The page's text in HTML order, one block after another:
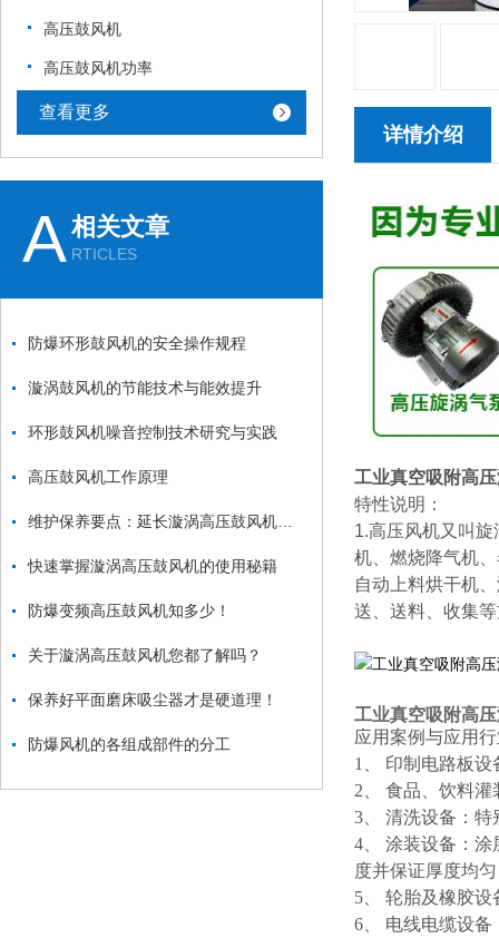
高压鼓风机
高压鼓风机功率
查看更多
A相关文章
RTICLES
防爆环形鼓风机的安全操作规程
漩涡鼓风机的节能技术与能效提升
环形鼓风机噪音控制技术研究与实践
高压鼓风机工作原理
快速掌握漩涡高压鼓风机的使用秘籍
防爆变频高压鼓风机知多少！
关于漩涡高压鼓风机您都了解吗？
保养好平面磨床吸尘器才是硬道理！
防爆风机的各组成部件的分工
详情介绍
工业真空吸附高
特性说明：
1.高压风机又叫
机、燃烧降气机
自动上料烘干机
送、送料、收集
工业真空吸附高
应用案例与应用
1、 印制电路板
2、 食品、饮料
3、 清洗设备：
4、 涂装设备：
度并保证厚度均
5、 轮胎及橡胶
6、 电线电缆设